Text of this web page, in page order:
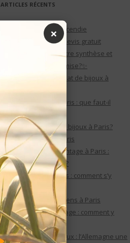
ARTICLES RÉCENTS
Plans d’évacuation incendie
personnalisés avec devis gratuit
Crise du diamant : entre synthèse et
tradition, qui rafle la mise?✨
Pourquoi pas un rachat de bijoux à
Rachat de bijoux à paris : que faut-il
savoir?
Où faire un rachat de bijoux à Paris?
Rachat de bijoux à Paris
Le rachat de bijoux vintage à Paris :
comment s’y prendre?
Rachat de bijoux Paris : comment s’y
prendre?
Rachat de bijoux anciens à Paris
Rachat de bijoux vintage : comment y
parvenir ?
Achat Or internationaux : l’Allemagne une
×